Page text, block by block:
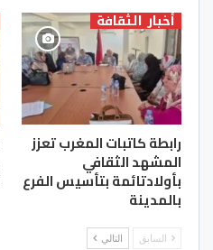
أخبار الثقافة
رابطة كاتبات المغرب تعزز
المشهد الثقافي
بأولادتائمة بتأسيس الفرع
بالمدينة
السابق التالي